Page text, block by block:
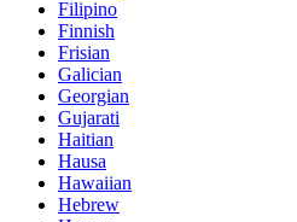
Filipino
Finnish
Frisian
Galician
Georgian
Gujarati
Haitian
Hausa
Hawaiian
Hebrew